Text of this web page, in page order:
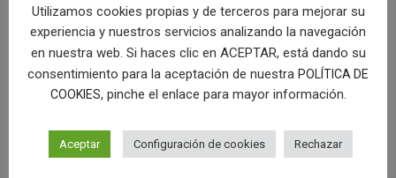
Navidad graciosas
CAMPAÑA ,MAIL MARKETING
Utilizamos cookies propias y de terceros para mejorar su
experiencia y nuestros servicios analizando la navegación
en nuestra web. Si haces clic en ACEPTAR, está dando su
consentimiento para la aceptación de nuestra POLÍTICA DE
COOKIES, pinche el enlace para mayor información.
Aceptar Configuración de cookies Rechazar